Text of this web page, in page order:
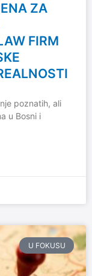
ZA
FIRM
poznatih, ali
u Bosni i
U FOKUSU